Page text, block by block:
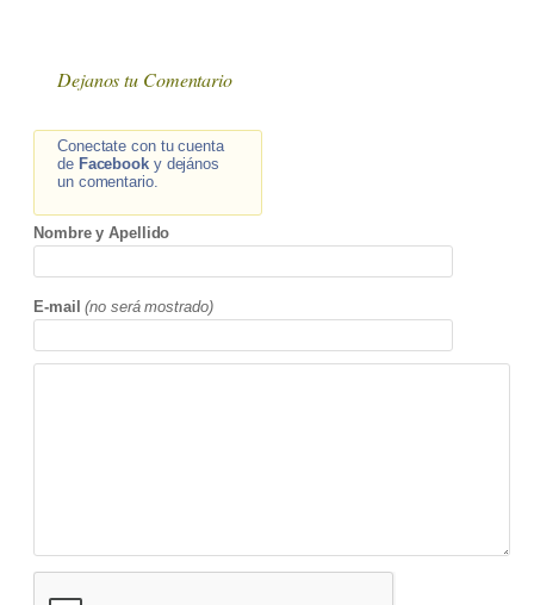
Dejanos tu Comentario
Conectate con tu cuenta
de Facebooky dejános
un comentario.
Nombre y Apellido
E-mail (no será mostrado)